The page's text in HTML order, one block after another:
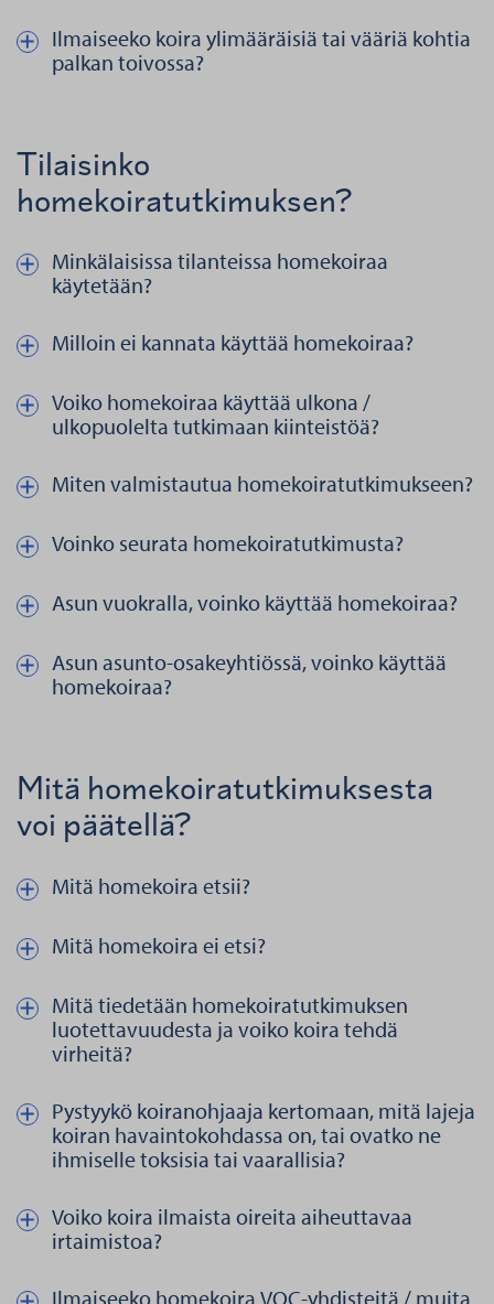
Ilmaiseeko koira ylimääräisiä tai vääriä kohtia
palkan toivossa?
Näytä kautta piilota teksti aiheesta Ilmaiseeko koira ylimääräisiä
Tilaisinko
homekoiratutkimuksen?
Minkälaisissa tilanteissa homekoiraa
käytetään?
Näytä kautta piilota teksti aiheesta Minkälaisissa tilanteissa
Milloin ei kannata käyttää homekoiraa?
Näytä kautta piilota teksti aiheesta Milloin ei kannata käyttää
Voiko homekoiraa käyttää ulkona /
ulkopuolelta tutkimaan kiinteistöä?
Näytä kautta piilota teksti aiheesta Voiko homekoiraa käyttää
Miten valmistautua homekoiratutkimukseen?
Näytä kautta piilota teksti aiheesta Miten valmistautua
Voinko seurata homekoiratutkimusta?
Näytä kautta piilota teksti aiheesta Voinko seurata
Asun vuokralla, voinko käyttää homekoiraa?
Näytä kautta piilota teksti aiheesta Asun vuokralla, voinko
Asun asunto-osakeyhtiössä, voinko käyttää
homekoiraa?
Näytä kautta piilota teksti aiheesta Asun asunto-osakeyhtiössä,
Mitä homekoiratutkimuksesta
voi päätellä?
Mitä homekoira etsii?
Näytä kautta piilota teksti aiheesta Mitä homekoira etsii?
Mitä homekoira ei etsi?
Näytä kautta piilota teksti aiheesta Mitä homekoira ei etsi?
Mitä tiedetään homekoiratutkimuksen
luotettavuudesta ja voiko koira tehdä
virheitä?
Näytä kautta piilota teksti aiheesta Mitä tiedetään
Pystyykö koiranohjaaja kertomaan, mitä lajeja
koiran havaintokohdassa on, tai ovatko ne
ihmiselle toksisia tai vaarallisia?
Näytä kautta piilota teksti aiheesta Pystyykö koiranohjaaja
Voiko koira ilmaista oireita aiheuttavaa
irtaimistoa?
Näytä kautta piilota teksti aiheesta Voiko koira ilmaista oireita
Ilmaiseeko homekoira VOC-yhdisteitä / muita
Näytä kautta piilota teksti aiheesta Ilmaiseeko homekoira